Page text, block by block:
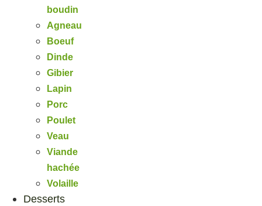
boudin
Agneau
Boeuf
Dinde
Gibier
Lapin
Porc
Poulet
Veau
Viande
hachée
Volaille
Desserts